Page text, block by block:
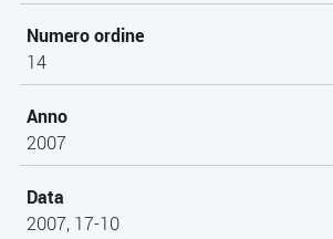
Numero ordine
14
Anno
2007
Data
2007, 17-10